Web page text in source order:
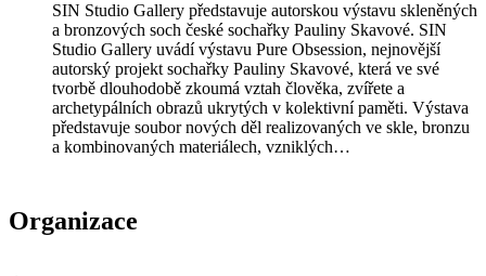
SIN Studio Gallery představuje autorskou výstavu skleněných
a bronzových soch české sochařky Pauliny Skavové. SIN
Studio Gallery uvádí výstavu Pure Obsession, nejnovější
autorský projekt sochařky Pauliny Skavové, která ve své
tvorbě dlouhodobě zkoumá vztah člověka, zvířete a
archetypálních obrazů ukrytých v kolektivní paměti. Výstava
představuje soubor nových děl realizovaných ve skle, bronzu
a kombinovaných materiálech, vzniklých…
Organizace